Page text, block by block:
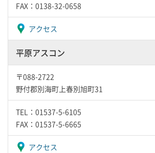
FAX：0138-32-0658
アクセス
平原アスコン
〒088-2722
野付郡別海町上春別旭町31
TEL：01537-5-6105
FAX：01537-5-6665
アクセス